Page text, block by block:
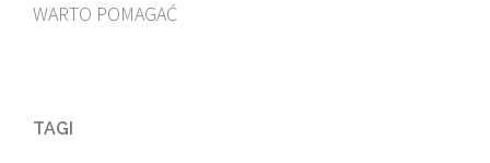
WARTO POMAGAĆ
TAGI